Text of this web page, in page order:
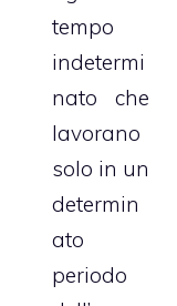
tempo
indetermi
nato che
lavorano
solo in un
determin
ato
periodo